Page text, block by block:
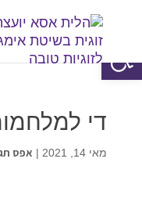
די
מאי 14, 2021 | אפס
פתח סרגל נגישות